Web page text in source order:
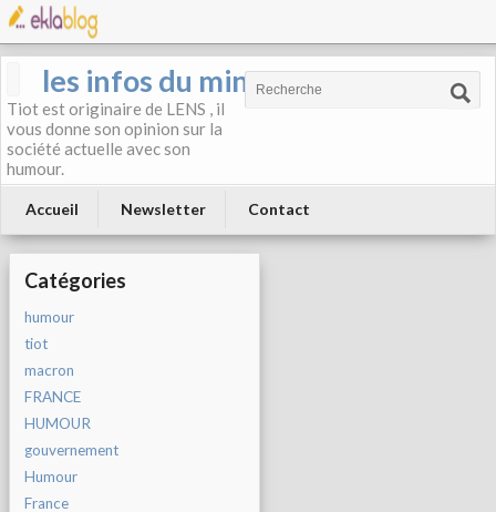
les infos du mineur
Tiot est originaire de LENS , il
vous donne son opinion sur la
société actuelle avec son
humour.
Accueil Newsletter Contact
Catégories
humour
tiot
macron
FRANCE
HUMOUR
gouvernement
Humour
France